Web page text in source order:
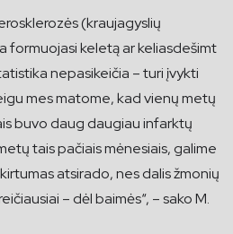
(kraujagyslių
formuojasi keletą ar keliasdešimt
nepasikeičia – turi įvykti
mes matome, kad vienų metų
buvo daug daugiau infarktų
tais pačiais mėnesiais, galime
atsirado, nes dalis žmonių
– dėl baimės“, – sako M.